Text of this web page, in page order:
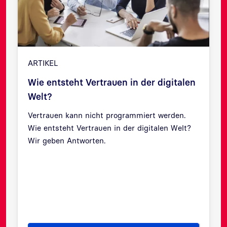
Zurück
ARTIKEL
Wie entsteht Vertrauen in der digitalen
Welt?
Vertrauen kann nicht programmiert werden.
Wie entsteht Vertrauen in der digitalen Welt?
Wir geben Antworten.